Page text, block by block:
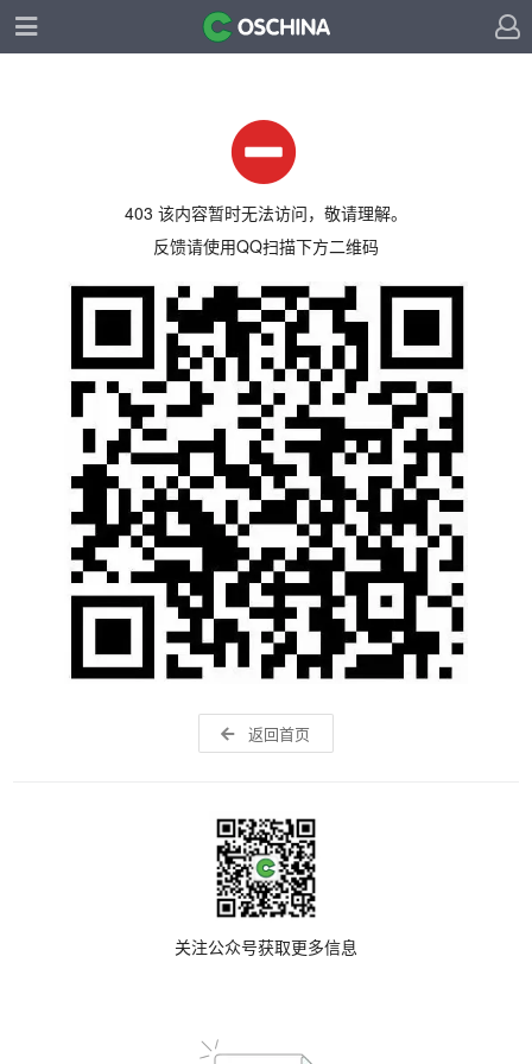
403 该内容暂时无法访问，敬请理解。
反馈请使用QQ扫描下方二维码
返回首页
关注公众号获取更多信息